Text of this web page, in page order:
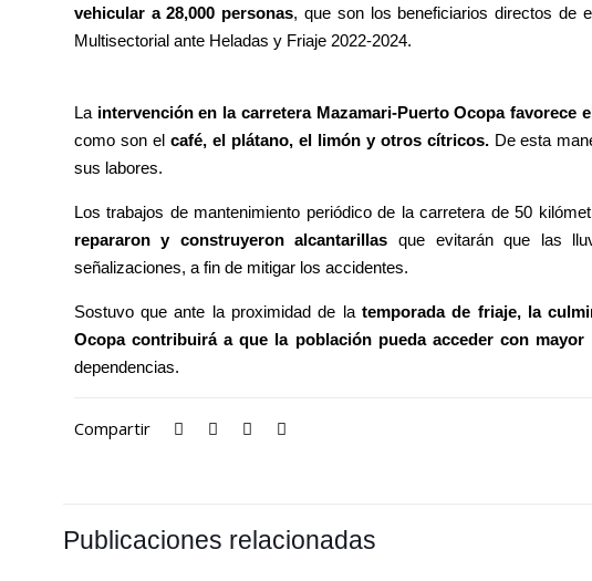
vehicular a 28,000 personas, que son los beneficiarios directos de
Multisectorial ante Heladas y Friaje 2022-2024.
La intervención en la carretera Mazamari-Puerto Ocopa favorece
como son elcafé, el plátano, el limón y otros cítricos.De esta
sus labores.
Los trabajos de mantenimiento periódico de la carretera de 50
repararon y construyeron alcantarillasque evitarán que las
señalizaciones, a fin de mitigar los accidentes.
Sostuvo que ante la proximidad de la temporada de friaje, la
Ocopa contribuirá a que la población pueda acceder con
dependencias.
Compartir
Publicaciones relacionadas